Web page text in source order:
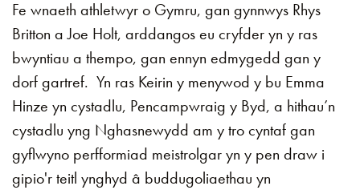
Fe wnaeth athletwyr o Gymru, gan gynnwys Rhys
Britton a Joe Holt, arddangos eu cryfder yn y ras
bwyntiau a thempo, gan ennyn edmygedd gan y
dorf gartref. Yn ras Keirin y menywod y bu Emma
Hinze yn cystadlu, Pencampwraig y Byd, a hithau’n
cystadlu yng Nghasnewydd am y tro cyntaf gan
gyflwyno perfformiad meistrolgar yn y pen draw i
gipio'r teitl ynghyd â buddugoliaethau yn